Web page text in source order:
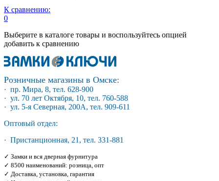
К сравнению:
0
Выберите в каталоге товары и воспользуйтесь опцией
добавить к сравнению
Розничные магазины в Омске:
· пр. Мира, 8, тел. 628-900
· ул. 70 лет Октября, 10, тел. 760-588
· ул. 5-я Северная, 200А, тел. 909-611
Оптовый отдел:
· Пристанционная, 21, тел. 331-881
✓ Замки и вся дверная фурнитура
✓ 8500 наименований: розница, опт
✓ Доставка, установка, гарантия